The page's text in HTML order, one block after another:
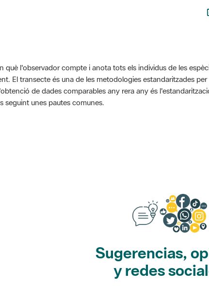
què l'observador compte i anota tots els individus de les
El transecte és una de les metodologies estandaritzades
de dades comparables any rera any és
seguint unes pautes comunes.
media es de 0 estrellas de 5.
Sugerencias,
y redes